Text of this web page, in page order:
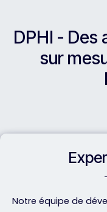
DPHI - Des
sur
Notre équipe de